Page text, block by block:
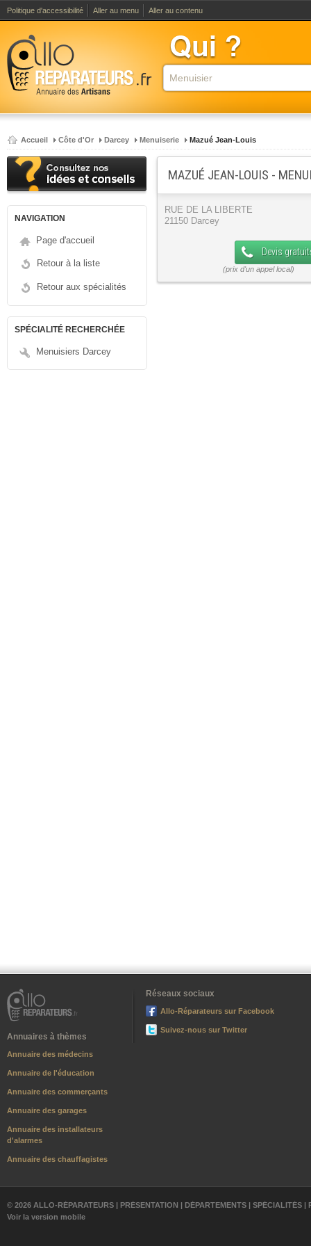
Politique d'accessibilité Aller au menu Aller au contenu
Accueil Côte d'Or Darcey Menuiserie Mazué Jean-Louis
NAVIGATION
Page d'accueil
Retour à la liste
Retour aux spécialités
SPÉCIALITÉ RECHERCHÉE
Menuisiers Darcey
MAZUÉ JEAN-LOUIS -
RUE DE LA LIBERTE
21150 Darcey
Devis
Annuaires à thèmes
Annuaire des médecins
Annuaire de l'éducation
Annuaire des commerçants
Annuaire des garages
Annuaire des installateurs
d'alarmes
Annuaire des chauffagistes
Réseaux sociaux
Allo-Réparateurs sur Facebook
Suivez-nous sur Twitter
© 2026 ALLO-RÉPARATEURS | PRÉSENTATION | DÉPARTEMENTS | SPÉCIALITÉS |
Voir la version mobile